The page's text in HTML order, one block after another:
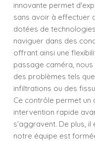
innovante permet
sans avoir à effectuer
dotées de
naviguer dans des
offrant ainsi une
passage caméra,
des problèmes tels
infiltrations ou des
Ce contrôle permet un
intervention rapide
s’aggravent. De plus,
notre équipe est